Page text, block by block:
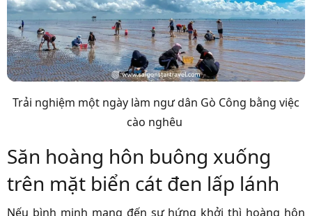
Trải nghiệm một ngày làm ngư dân Gò Công bằng việc
cào nghêu
Săn hoàng hôn buông xuống
trên mặt biển cát đen lấp lánh
Nếu bình minh mang đến sự hứng khởi thì hoàng hôn